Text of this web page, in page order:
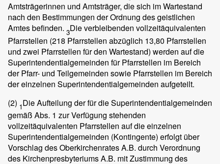
Amtsträgerinnen und Amtsträger, die sich im Wartestand
nach den Bestimmungen der Ordnung des geistlichen
Amtes befinden. 3Die verbleibenden vollzeitäquivalenten
Pfarrstellen (218 Pfarrstellen abzüglich 13,80 Pfarrstellen
und zwei Pfarrstellen für den Wartestand) werden auf die
Superintendentialgemeinden für Pfarrstellen im Bereich
der Pfarr- und Teilgemeinden sowie Pfarrstellen im Bereich
der einzelnen Superintendentialgemeinden aufgeteilt.
(2) 1Die Aufteilung der für die Superintendentialgemeinden
gemäß Abs. 1 zur Verfügung stehenden
vollzeitäquivalenten Pfarrstellen auf die einzelnen
Superintendentialgemeinden (Kontingente) erfolgt über
Vorschlag des Oberkirchenrates A.B. durch Verordnung
des Kirchenpresbyteriums A.B. mit Zustimmung des